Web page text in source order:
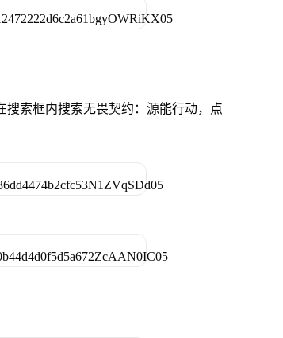
搜索框内搜索无畏契约：源能行动，点